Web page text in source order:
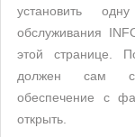
установить
обслуживания
этой странице.
должен сам
обеспечение с
открыть.